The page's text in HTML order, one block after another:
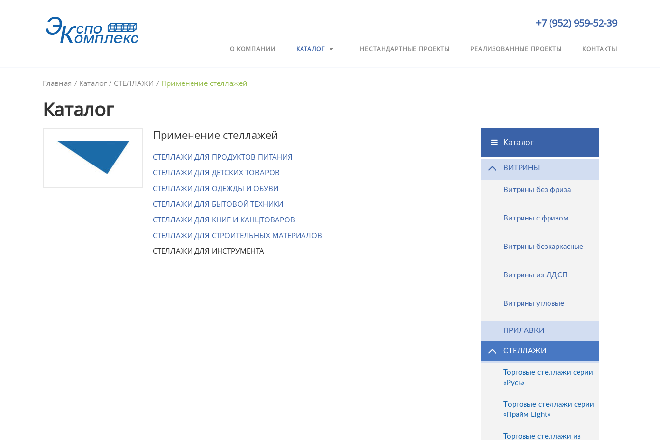
+7 (952) 959-52-39
О КОМПАНИИ КАТАЛОГ НЕСТАНДАРТНЫЕ ПРОЕКТЫ РЕАЛИЗОВАННЫЕ ПРОЕКТЫ КОНТАКТЫ
Главная / Каталог / СТЕЛЛАЖИ / Применение стеллажей
Каталог
Применение стеллажей
СТЕЛЛАЖИ ДЛЯ ПРОДУКТОВ ПИТАНИЯ
СТЕЛЛАЖИ ДЛЯ ДЕТСКИХ ТОВАРОВ
СТЕЛЛАЖИ ДЛЯ ОДЕЖДЫ И ОБУВИ
СТЕЛЛАЖИ ДЛЯ БЫТОВОЙ ТЕХНИКИ
СТЕЛЛАЖИ ДЛЯ КНИГ И КАНЦТОВАРОВ
СТЕЛЛАЖИ ДЛЯ СТРОИТЕЛЬНЫХ МАТЕРИАЛОВ
СТЕЛЛАЖИ ДЛЯ ИНСТРУМЕНТА
Каталог
ВИТРИНЫ
Витрины без фриза
Витрины с фризом
Витрины безкаркасные
Витрины из ЛДСП
Витрины угловые
ПРИЛАВКИ
СТЕЛЛАЖИ
Toрговые стеллажи серии
«Русь»
Tорговые стеллажи серии
«Прайм Light»
Торговые стеллажи из